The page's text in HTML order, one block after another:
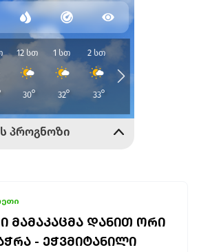
ᲛᲐᲛᲐᲙᲐᲪᲛᲐ ᲓᲐᲜᲘᲗ ᲝᲠᲘ
- ᲔᲭᲕᲛᲘᲢᲐᲜᲘᲚᲘ